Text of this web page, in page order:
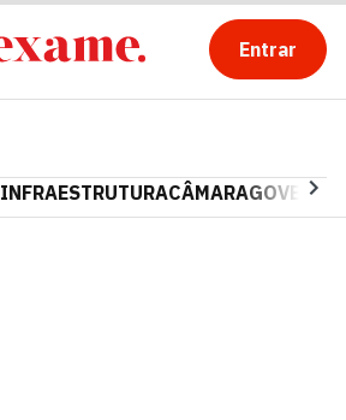
Entrar
INFRAESTRUTURACÂMARAGOVERNO